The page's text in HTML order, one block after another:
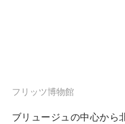
フリッツ博物館
ブリュージュの中心から